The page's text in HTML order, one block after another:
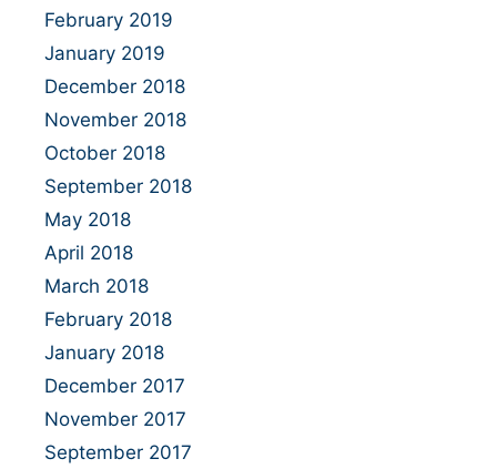
February 2019
January 2019
December 2018
November 2018
October 2018
September 2018
May 2018
April 2018
March 2018
February 2018
January 2018
December 2017
November 2017
September 2017